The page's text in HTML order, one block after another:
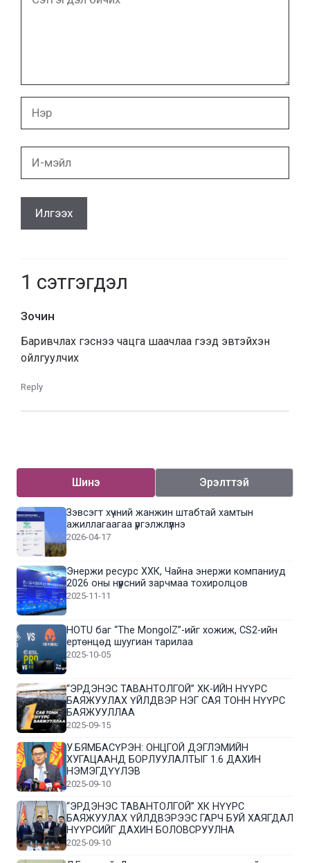
бичих
1 сэтгэгдэл
Зочин
Баривчлах гэснээ чацга шаачлаа гээд эвтэйхэн
ойлгуулчих
Reply
Шинэ Эрэлттэй
Зэвсэгт хүчний жанжин штабтай хамтын
ажиллагаагаа үргэлжлүүлнэ
2026-04-17
Энержи ресурс ХХК, Чайна энержи компаниуд
2026 оны нүүрсний зарчмаа тохиролцов
2025-11-11
HOTU баг “The MongolZ”-ийг хожиж, CS2-ийн
ертөнцөд шуугиан тарилаа
2025-10-05
“ЭРДЭНЭС ТАВАНТОЛГОЙ” ХК-ИЙН НҮҮРС
БАЯЖУУЛАХ ҮЙЛДВЭР НЭГ САЯ ТОНН НҮҮРС
БАЯЖУУЛЛАА
2025-09-15
У.БЯМБАСҮРЭН: ОНЦГОЙ ДЭГЛЭМИЙН
ХУГАЦААНД БОРЛУУЛАЛТЫГ 1.6 ДАХИН
НЭМЭГДҮҮЛЭВ
2025-09-10
“ЭРДЭНЭС ТАВАНТОЛГОЙ” ХК НҮҮРС
БАЯЖУУЛАХ ҮЙЛДВЭРЭЭС ГАРЧ БУЙ ХАЯГДАЛ
НҮҮРСИЙГ ДАХИН БОЛОВСРУУЛНА
2025-09-10